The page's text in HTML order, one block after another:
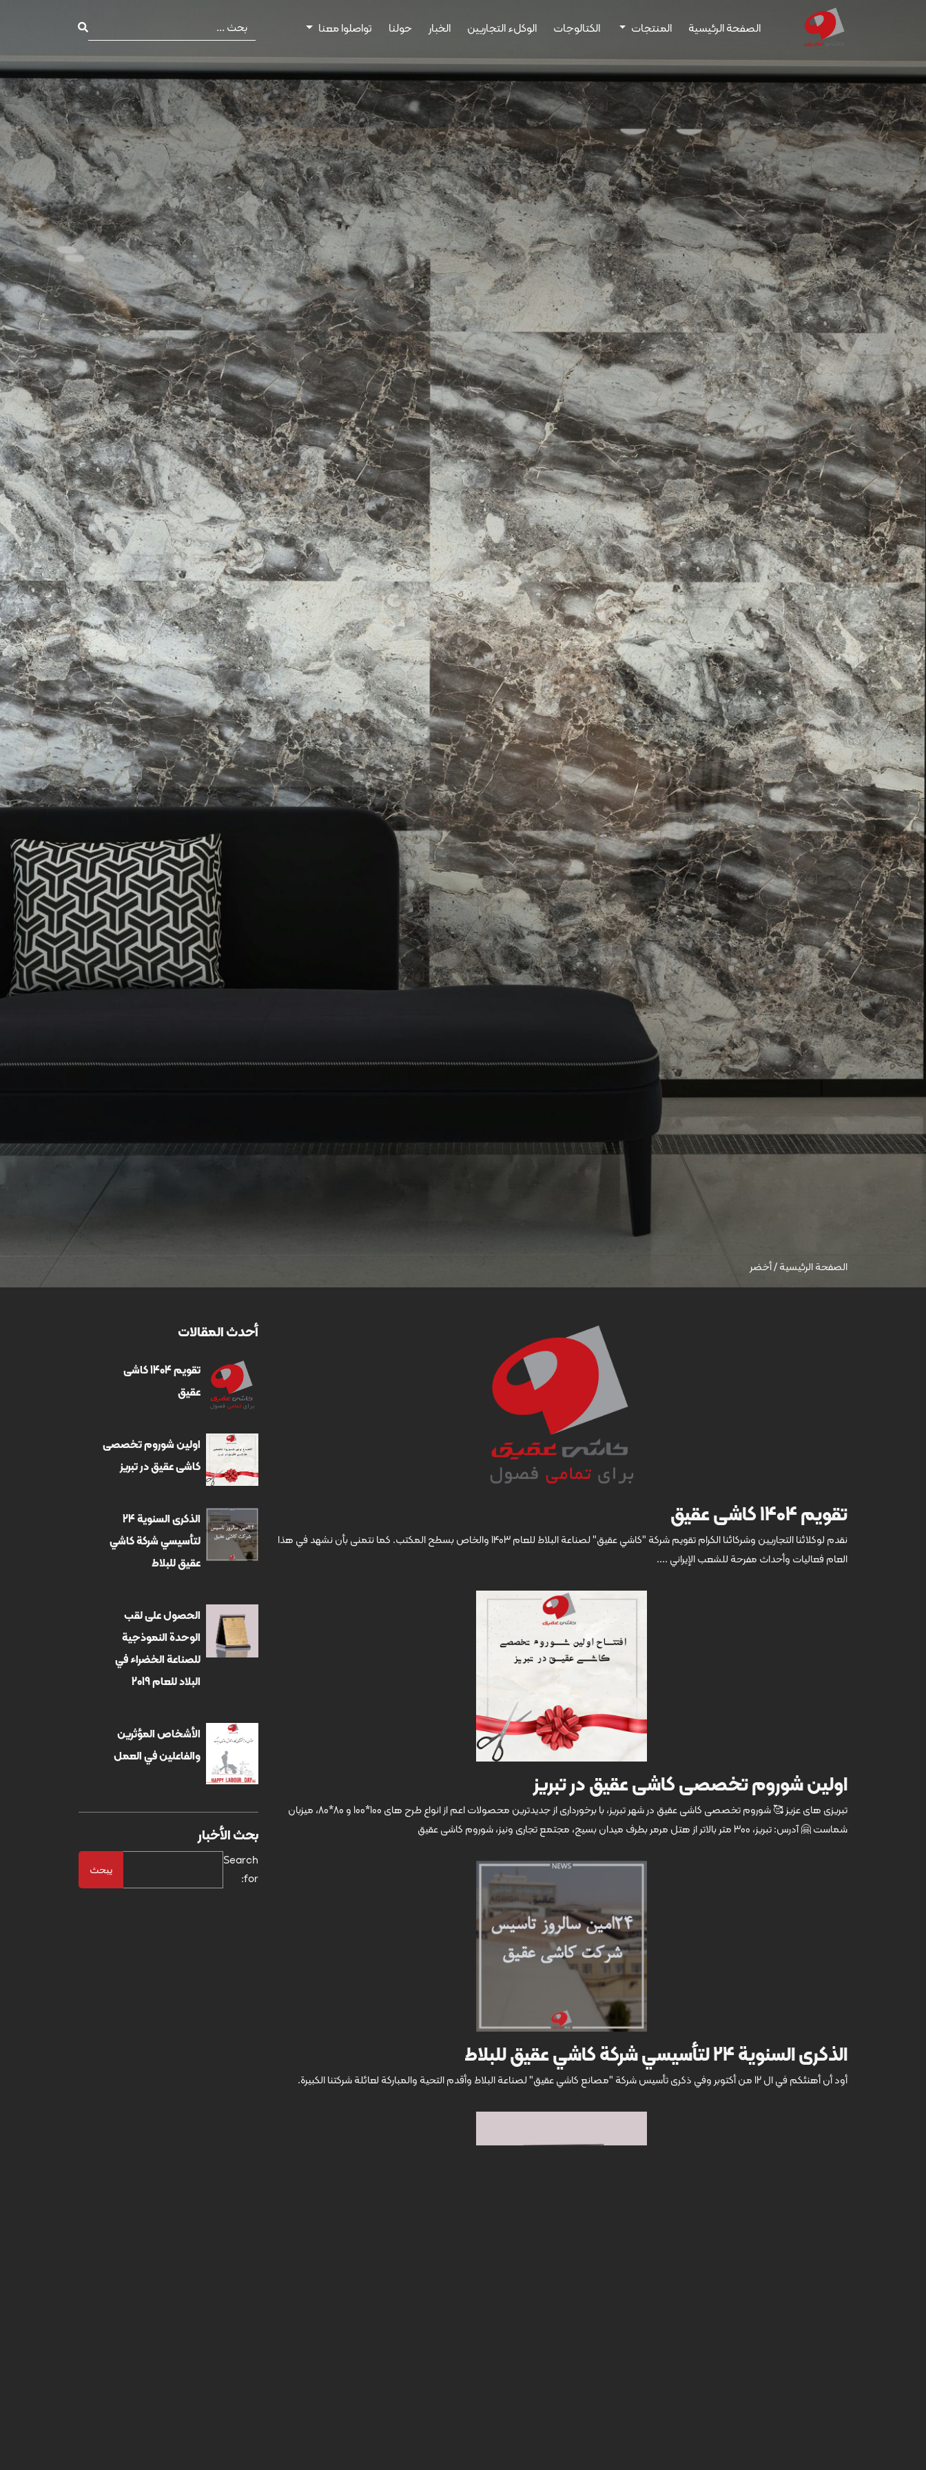
الصفحة الرئيسية المنتجات الكتالوجات الوكلء التجاريين الخبار حولنا تواصلوا معنا
الصفحة الرئيسية/أخضر
تقویم 1404 کاشی عقیق
نقدم لوكلائنا التجاريين وشركائنا الكرام تقويم شركة "كاشي عقيق" لصناعة البلاط للعام 1403 والخاص بسطح المكتب. كما نتمنى بأن نشهد في هذا
العام فعاليات وأحداث مفرحة للشعب الإيراني ....
اولین شوروم تخصصی کاشی عقیق در تبریز
تبریزی های عزیز 🥰 شوروم تخصصی کاشی عقیق در شهر تبریز، با برخورداری از جدیدترین محصولات اعم از انواع طرح های 100*100 و 80*80، میزبان
شماست 🤗 آدرس: تبریز، 300 متر بالاتر از هتل مرمر بطرف میدان بسیج، مجتمع تجاری ونیز، شوروم کاشی عقیق
الذكرى السنوية 24 لتأسيسي شركة كاشي عقيق للبلاط
أود أن أهنئكم في ال 12 من أكتوبر وفي ذكرى تأسيس شركة "مصانع كاشي عقيق" لصناعة البلاط وأقدم التحية والمباركة لعائلة شركتنا الكبيرة.
أحدث المقالات
تقویم 1404 کاشی
عقیق
اولین شوروم تخصصی
کاشی عقیق در تبریز
الذكرى السنوية 24
لتأسيسي شركة كاشي
عقيق للبلاط
الحصول على لقب
الوحدة النموذجية
للصناعة الخضراء في
البلاد للعام 2019
الأشخاص المؤثرين
والفاعلين في العمل
بحث الأخبار
Search
for: